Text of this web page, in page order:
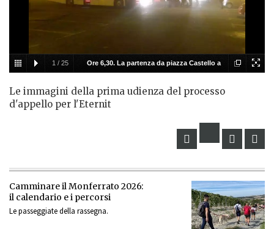
1 / 25 Ore 6,30. La partenza da piazza Castello a
Le immagini della prima udienza del processo
d'appello per l'Eternit
Camminare il Monferrato 2026:
il calendario e i percorsi
Le passeggiate della rassegna.